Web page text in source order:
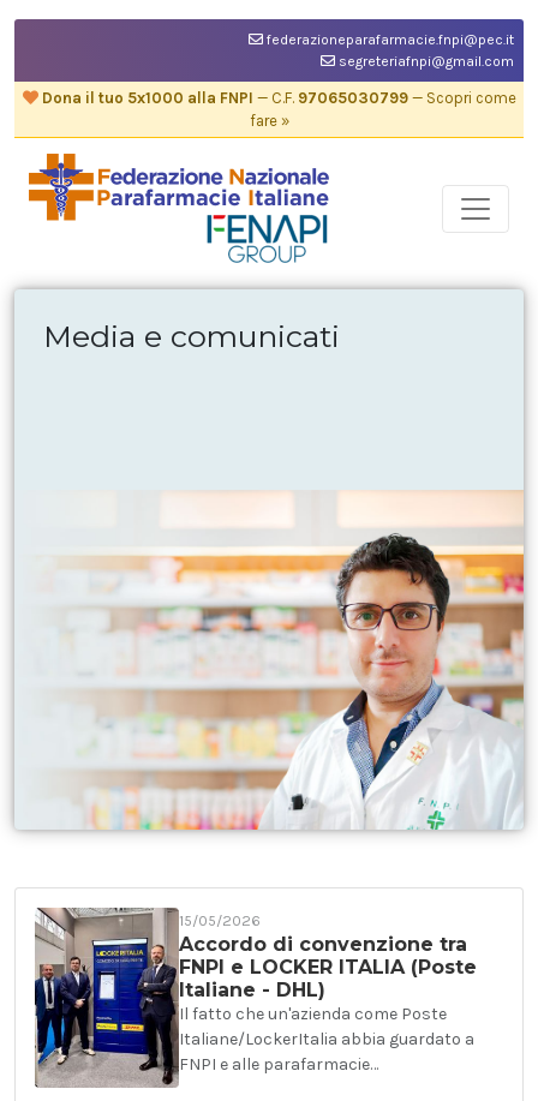
federazioneparafarmacie.fnpi@pec.it
segreteriafnpi@gmail.com
Dona il tuo 5x1000 alla FNPI — C.F. 97065030799— Scopri come
fare »
Media e comunicati
15/05/2026
Accordo di convenzione tra
FNPI e LOCKER ITALIA (Poste
Italiane - DHL)
Il fatto che un'azienda come Poste
Italiane/LockerItalia abbia guardato a
FNPI e alle parafarmacie…